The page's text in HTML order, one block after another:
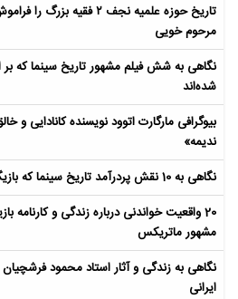
تاریخ حوزه علمیه نجف ۲
مرحوم خویی
نگاهی به شش فیلم مشهور تاریخ سینما که
شده‌اند
بیوگرافی مارگارت اتوود نویسنده کانادایی
ندیمه»
نگاهی به 10 نقش پردرآمد تاریخ سینما که بازیگرانش را میلیونر کرد
20 واقعیت خواندنی درباره زندگی و کارنامه
مشهور ماتریکس
نگاهی به زندگی و آثار استاد محمود
ایرانی